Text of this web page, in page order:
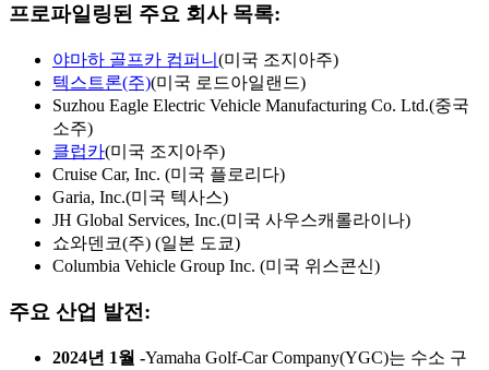
프로파일링된 주요 회사 목록:
야마하 골프카 컴퍼니 (미국 조지아주)
텍스트론(주)(미국 로드아일랜드)
Suzhou Eagle Electric Vehicle Manufacturing Co. Ltd.(중국
소주)
클럽카(미국 조지아주)
Cruise Car, Inc. (미국 플로리다)
Garia, Inc.(미국 텍사스)
JH Global Services, Inc.(미국 사우스캐롤라이나)
쇼와덴코(주) (일본 도쿄)
Columbia Vehicle Group Inc. (미국 위스콘신)
주요 산업 발전:
2024년 1월 -Yamaha Golf-Car Company(YGC)는 수소 구